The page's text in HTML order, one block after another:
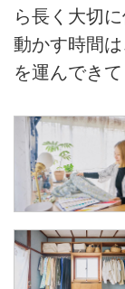
ら長く大切
動かす時間
を運んできて